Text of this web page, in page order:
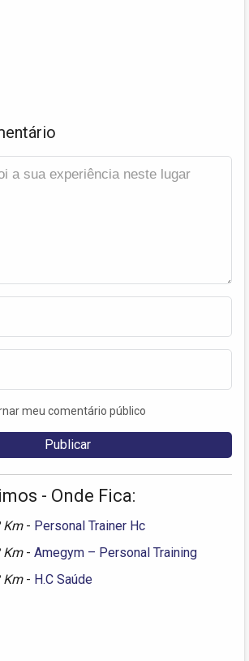
meu comentário público
- Onde Fica:
Km - Personal Trainer Hc
Km - Amegym – Personal Training
Km - H.C Saúde